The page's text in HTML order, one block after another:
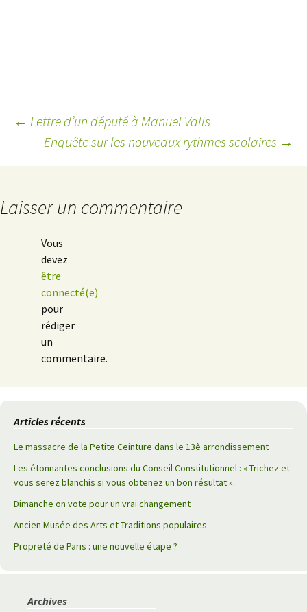
Navigation
articles
← Lettre d’un député à Manuel Valls
Enquête sur les nouveaux rythmes scolaires →
Laisser un commentaire
Vous
devez
être
connecté(e)
pour
rédiger
un
commentaire.
Articles récents
Le massacre de la Petite Ceinture dans le 13è arrondissement
Les étonnantes conclusions du Conseil Constitutionnel : « Trichez et
vous serez blanchis si vous obtenez un bon résultat ».
Dimanche on vote pour un vrai changement
Ancien Musée des Arts et Traditions populaires
Propreté de Paris : une nouvelle étape ?
Archives